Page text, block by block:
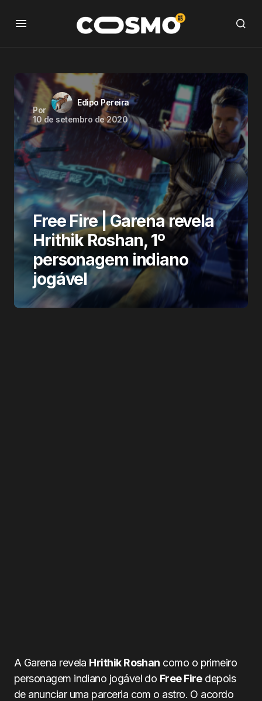
Por
Edipo Pereira
10 de setembro de 2020
Free Fire | Garena revela
Hrithik Roshan, 1º
personagem indiano
jogável
A Garena revela Hrithik Roshan como o primeiro
personagem indiano jogável do Free Firedepois
de anunciar uma parceria com o astro. O acordo